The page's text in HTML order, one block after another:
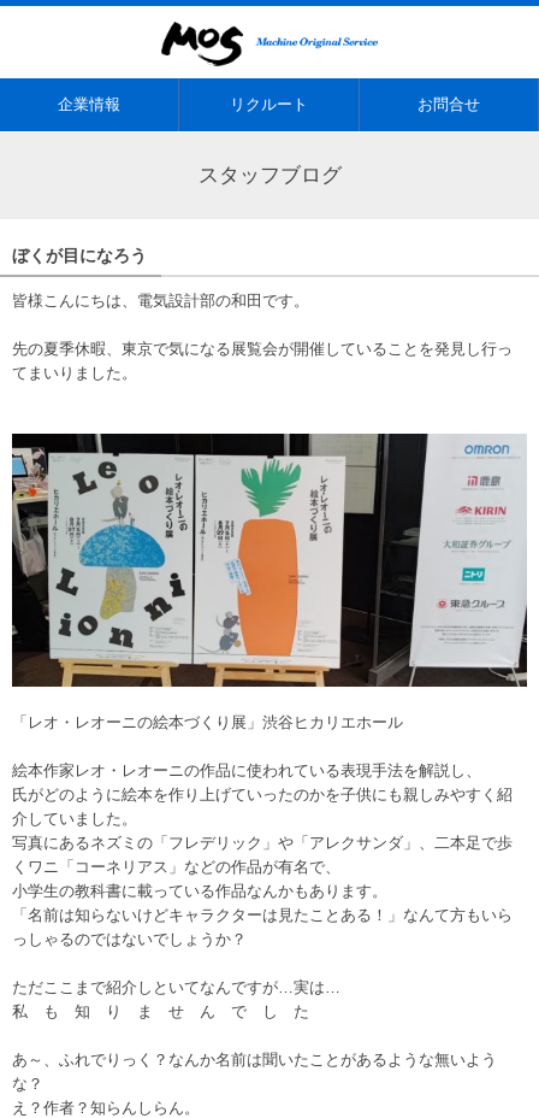
企業情報 リクルート お問合せ
スタッフブログ
ぼくが目になろう
皆様こんにちは、電気設計部の和田です。
先の夏季休暇、東京で気になる展覧会が開催していることを発見し行っ
てまいりました。
「レオ・レオーニの絵本づくり展」渋谷ヒカリエホール
絵本作家レオ・レオーニの作品に使われている表現手法を解説し、
氏がどのように絵本を作り上げていったのかを子供にも親しみやすく紹
介していました。
写真にあるネズミの「フレデリック」や「アレクサンダ」、二本足で歩
くワニ「コーネリアス」などの作品が有名で、
小学生の教科書に載っている作品なんかもあります。
「名前は知らないけどキャラクターは見たことある！」なんて方もいら
っしゃるのではないでしょうか？
ただここまで紹介しといてなんですが…実は…
私 も 知 り ま せ ん で し た
あ～、ふれでりっく？なんか名前は聞いたことがあるような無いよう
な？
え？作者？知らんしらん。